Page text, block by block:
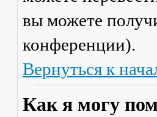
вы можете
конференции).
Вернуться к
Как я могу